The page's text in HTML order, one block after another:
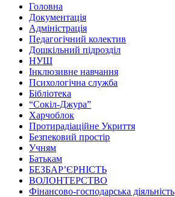
Головна
Документація
Адміністрація
Педагогічний колектив
Дошкільний підрозділ
НУШ
Інклюзивне навчання
Психологічна служба
Бібліотека
“Сокіл-Джура”
Харчоблок
Протирадіаційне Укриття
Безпековий простір
Учням
Батькам
БЕЗБАР’ЄРНІСТЬ
ВОЛОНТЕРСТВО
Фінансово-господарська діяльність